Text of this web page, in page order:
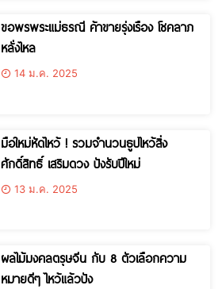
ขอพรพระแม่ธรณี ค้าขายรุ่งเรือง โชคลาภ
หลั่งไหล
14 ม.ค. 2025
มือใหม่หัดไหว้ ! รวมจำนวนธูปไหว้สิ่ง
ศักดิ์สิทธิ์ เสริมดวง ปังรับปีใหม่
13 ม.ค. 2025
ผลไม้มงคลตรุษจีน กับ 8 ตัวเลือกความ
หมายดีๆ ไหว้แล้วปัง